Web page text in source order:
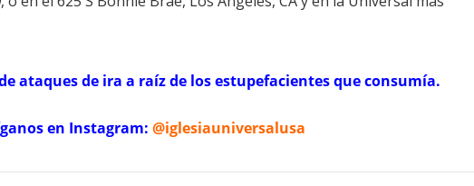
ataques de ira a raíz de los estupefacientes que consumía.
en Instagram: @iglesiauniversalusa